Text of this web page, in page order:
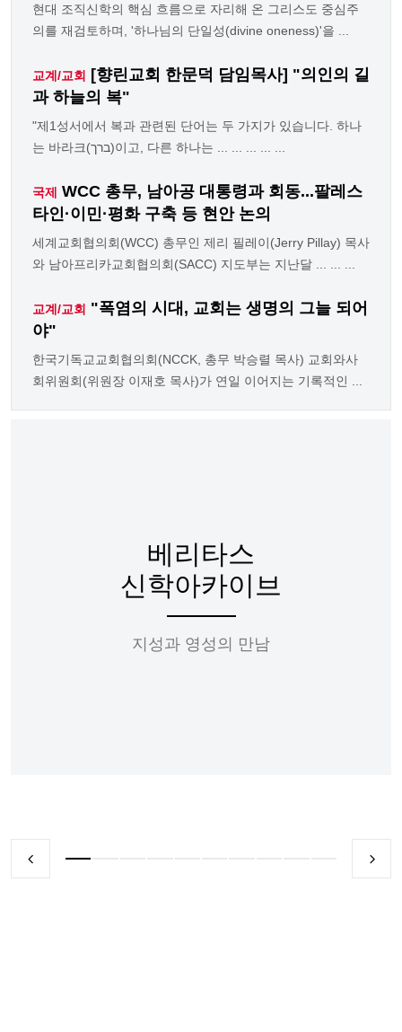
현대 조직신학의 핵심 흐름으로 자리해 온 그리스도 중심주
의를 재검토하며, '하나님의 단일성(divine oneness)'을 ...
교계/교회 [향린교회 한문덕 담임목사] "의인의 길
과 하늘의 복"
"제1성서에서 복과 관련된 단어는 두 가지가 있습니다. 하나
는 바라크(ברך)이고, 다른 하나는 ... ... ... ... ...
국제 WCC 총무, 남아공 대통령과 회동...팔레스
타인·이민·평화 구축 등 현안 논의
세계교회협의회(WCC) 총무인 제리 필레이(Jerry Pillay) 목사
와 남아프리카교회협의회(SACC) 지도부는 지난달 ... ... ...
교계/교회 "폭염의 시대, 교회는 생명의 그늘 되어
야"
한국기독교교회협의회(NCCK, 총무 박승렬 목사) 교회와사
회위원회(위원장 이재호 목사)가 연일 이어지는 기록적인 ...
베리타스
신학아카이브
지성과 영성의 만남